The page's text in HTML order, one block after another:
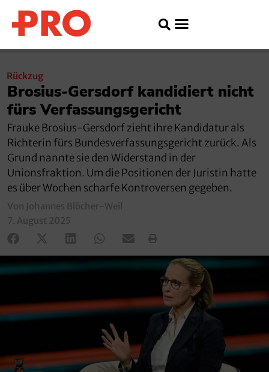
Rückzug
Brosius-Gersdorf kandidiert nicht
fürs Verfassungsgericht
Frauke Brosius-Gersdorf zieht ihre Kandidatur als
Richterin fürs Bundesverfassungsgericht zurück. Als
Grund nannte sie den Widerstand in der
Unionsfraktion. Um die Positionen der Juristin hatte
es über Wochen scharfe Kontroversen gegeben.
Von Johannes Blöcher-Weil
7. August 2025